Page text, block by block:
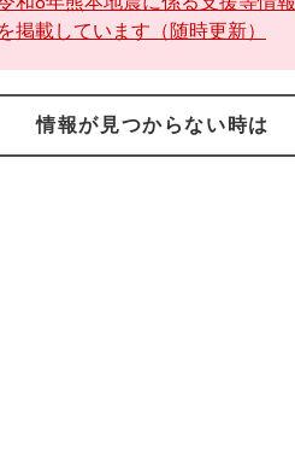
を掲載しています（随時更新）
情報が見つからない時は